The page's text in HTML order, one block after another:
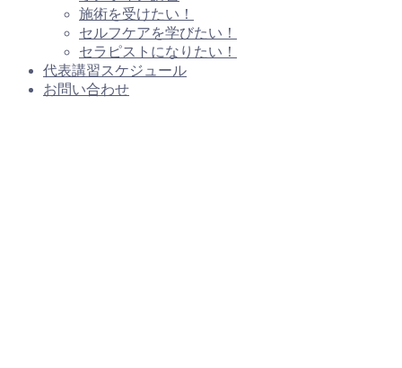
施術を受けたい！
セルフケアを学びたい！
セラピストになりたい！
代表講習スケジュール
お問い合わせ